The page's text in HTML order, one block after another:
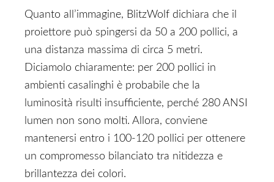
Quanto all’immagine, BlitzWolf dichiara che il
proiettore può spingersi da 50 a 200 pollici, a
una distanza massima di circa 5 metri.
Diciamolo chiaramente: per 200 pollici in
ambienti casalinghi è probabile che la
luminosità risulti insufficiente, perché 280 ANSI
lumen non sono molti. Allora, conviene
mantenersi entro i 100-120 pollici per ottenere
un compromesso bilanciato tra nitidezza e
brillantezza dei colori.